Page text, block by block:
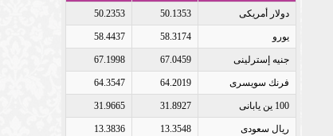
دولار أمريكى 50.1353
50.2353
يورو 58.3174
58.4437
جنيه إسترلينى 67.0459
67.1998
فرنك سويسرى 64.2019
64.3547
100 ين يابانى 31.8927
31.9665
ريال سعودى 13.3548
13.3836